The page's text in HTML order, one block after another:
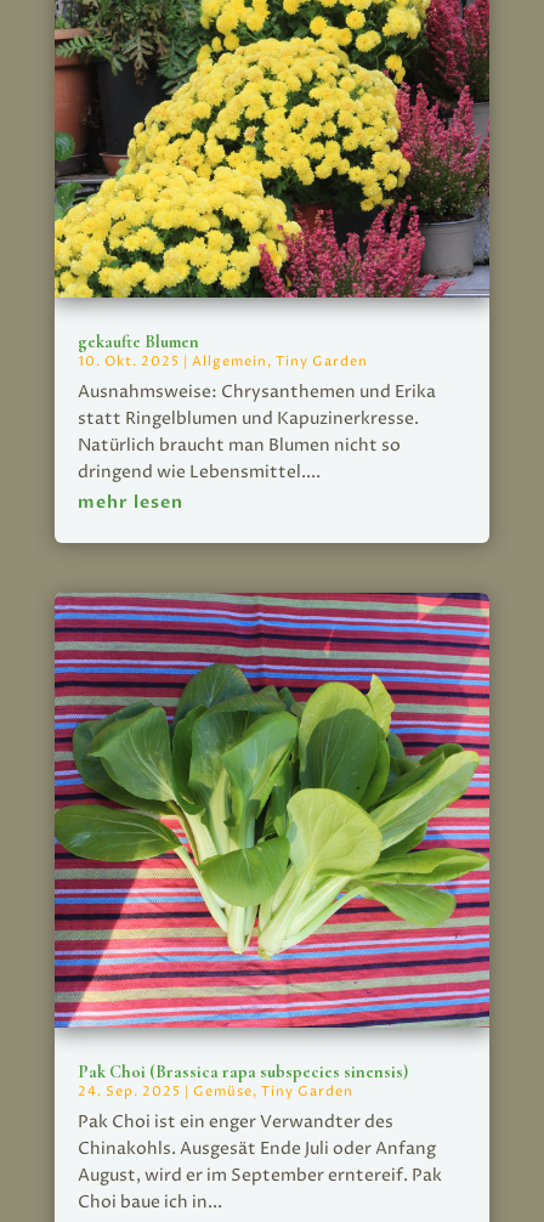
gekaufte Blumen
10. Okt. 2025 | Allgemein , Tiny Garden
Ausnahmsweise: Chrysanthemen und Erika
statt Ringelblumen und Kapuzinerkresse.
Natürlich braucht man Blumen nicht so
dringend wie Lebensmittel....
mehr lesen
Pak Choi (Brassica rapa subspecies sinensis)
24. Sep. 2025 | Gemüse, Tiny Garden
Pak Choi ist ein enger Verwandter des
Chinakohls. Ausgesät Ende Juli oder Anfang
August, wird er im September erntereif. Pak
Choi baue ich in...